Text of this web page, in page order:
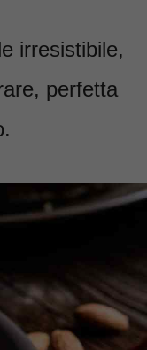
irresistibile,
perfetta